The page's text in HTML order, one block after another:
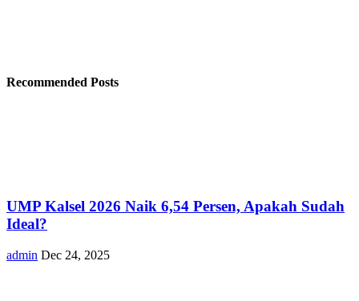
Recommended Posts
UMP Kalsel 2026 Naik 6,54 Persen, Apakah Sudah
Ideal?
admin Dec 24, 2025